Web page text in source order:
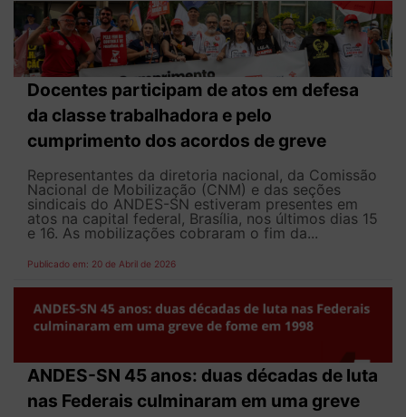
Docentes participam de atos em defesa
da classe trabalhadora e pelo
cumprimento dos acordos de greve
Representantes da diretoria nacional, da Comissão
Nacional de Mobilização (CNM) e das seções
sindicais do ANDES-SN estiveram presentes em
atos na capital federal, Brasília, nos últimos dias 15
e 16. As mobilizações cobraram o fim da...
Publicado em: 20 de Abril de 2026
ANDES-SN 45 anos: duas décadas de luta
nas Federais culminaram em uma greve